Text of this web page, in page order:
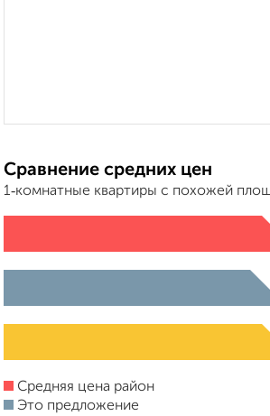
Сравнение средних цен
1‑комнатные квартиры с похожей
Средняя цена район
Это предложение